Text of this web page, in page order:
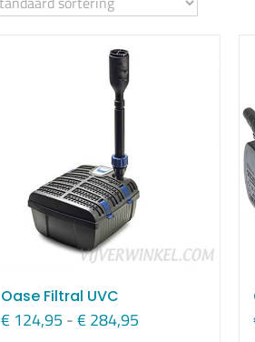
Oase Filtral UVC
€124,95 -€284,95Prijsklasse: